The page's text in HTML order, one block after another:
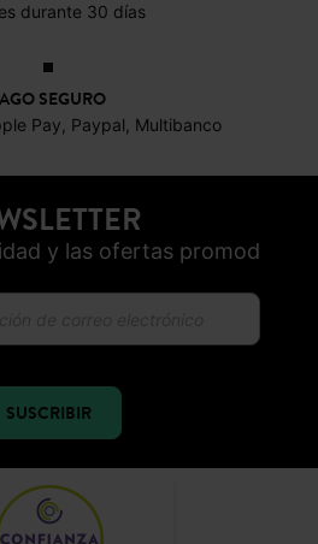
durante 30 días
SEGURO
Pay, Paypal, Multibanco
y las ofertas promod
SUSCRIBIR